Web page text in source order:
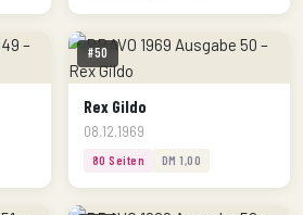
#50
Rex Gildo
08.12.1969
80 Seiten DM 1,00